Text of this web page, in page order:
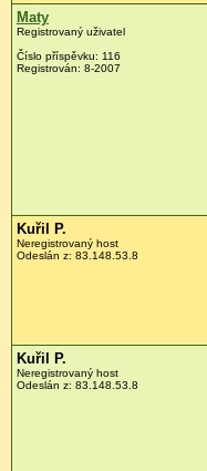
Maty
Registrovaný uživatel
Číslo příspěvku: 116
Registrován: 8-2007
Kuřil P.
Neregistrovaný host
Odeslán z: 83.148.53.8
Kuřil P.
Neregistrovaný host
Odeslán z: 83.148.53.8